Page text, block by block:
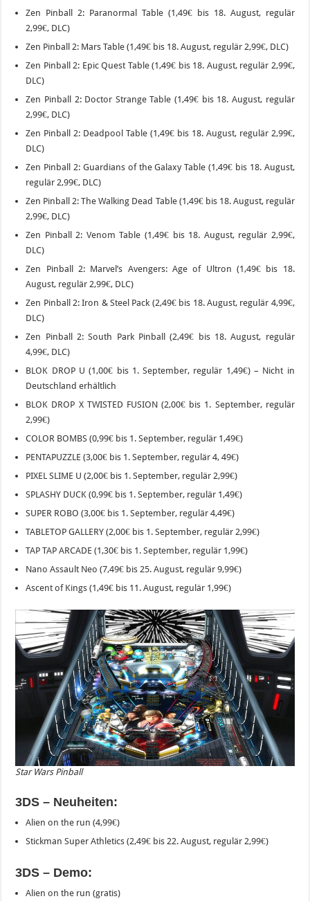
Zen Pinball 2: Paranormal Table (1,49€ bis 18. August, regulär
2,99€, DLC)
Zen Pinball 2: Mars Table (1,49€ bis 18. August, regulär 2,99€, DLC)
Zen Pinball 2: Epic Quest Table (1,49€ bis 18. August, regulär 2,99€,
DLC)
Zen Pinball 2: Doctor Strange Table (1,49€ bis 18. August, regulär
2,99€, DLC)
Zen Pinball 2: Deadpool Table (1,49€ bis 18. August, regulär 2,99€,
DLC)
Zen Pinball 2: Guardians of the Galaxy Table (1,49€ bis 18. August,
regulär 2,99€, DLC)
Zen Pinball 2: The Walking Dead Table (1,49€ bis 18. August, regulär
2,99€, DLC)
Zen Pinball 2: Venom Table (1,49€ bis 18. August, regulär 2,99€,
DLC)
Zen Pinball 2: Marvel’s Avengers: Age of Ultron (1,49€ bis 18.
August, regulär 2,99€, DLC)
Zen Pinball 2: Iron & Steel Pack (2,49€ bis 18. August, regulär 4,99€,
DLC)
Zen Pinball 2: South Park Pinball (2,49€ bis 18. August, regulär
4,99€, DLC)
BLOK DROP U (1,00€ bis 1. September, regulär 1,49€) – Nicht in
Deutschland erhältlich
BLOK DROP X TWISTED FUSION (2,00€ bis 1. September, regulär
2,99€)
COLOR BOMBS (0,99€ bis 1. September, regulär 1,49€)
PENTAPUZZLE (3,00€ bis 1. September, regulär 4, 49€)
PIXEL SLIME U (2,00€ bis 1. September, regulär 2,99€)
SPLASHY DUCK (0,99€ bis 1. September, regulär 1,49€)
SUPER ROBO (3,00€ bis 1. September, regulär 4,49€)
TABLETOP GALLERY (2,00€ bis 1. September, regulär 2,99€)
TAP TAP ARCADE (1,30€ bis 1. September, regulär 1,99€)
Nano Assault Neo (7,49€ bis 25. August, regulär 9,99€)
Ascent of Kings (1,49€ bis 11. August, regulär 1,99€)
Star Wars Pinball
3DS – Neuheiten:
Alien on the run (4,99€)
Stickman Super Athletics (2,49€ bis 22. August, regulär 2,99€)
3DS – Demo:
Alien on the run (gratis)